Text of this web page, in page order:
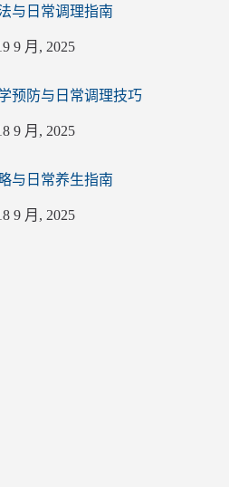
与日常调理指南
9 月, 2025
预防与日常调理技巧
9 月, 2025
与日常养生指南
9 月, 2025